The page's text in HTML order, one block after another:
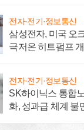
전자·전기·정보통신
삼성전자, 미국 오
극저온 히트펌프
전자·전기·정보통신
SK하이닉스 통합
화, 성과급 체계 불